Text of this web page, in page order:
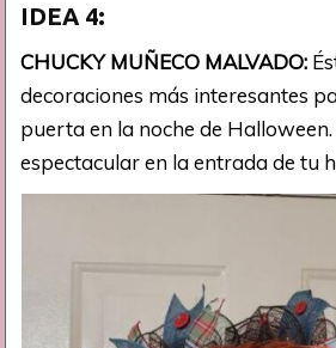
IDEA 4:
CHUCKY MUÑECO MALVADO:
decoraciones más interesantes
puerta en la noche de
espectacular en la entrada de tu